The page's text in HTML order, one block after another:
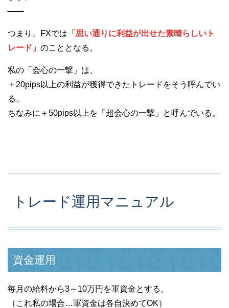
——
つまり、FXでは 「思い通りに利益が出せた素晴らしいト
レード」 のこととなる。
私の「会心の一撃」は、
＋20pips以上の利益が獲得できたトレードをそう呼んでい
る。
ちなみに＋50pips以上を「超会心の一撃」と呼んでいる。
トレード運用マニュアル
資金運用
毎月の給料から3～10万円を軍資金とする。
（これ私の場合…軍資金は各自決めてOK）